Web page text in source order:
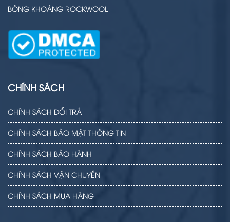
BÔNG KHOÁNG ROCKWOOL
CHÍNH SÁCH
CHÍNH SÁCH ĐỔI TRẢ
CHÍNH SÁCH BẢO MẬT THÔNG TIN
CHÍNH SÁCH BẢO HÀNH
CHÍNH SÁCH VẬN CHUYỂN
CHÍNH SÁCH MUA HÀNG